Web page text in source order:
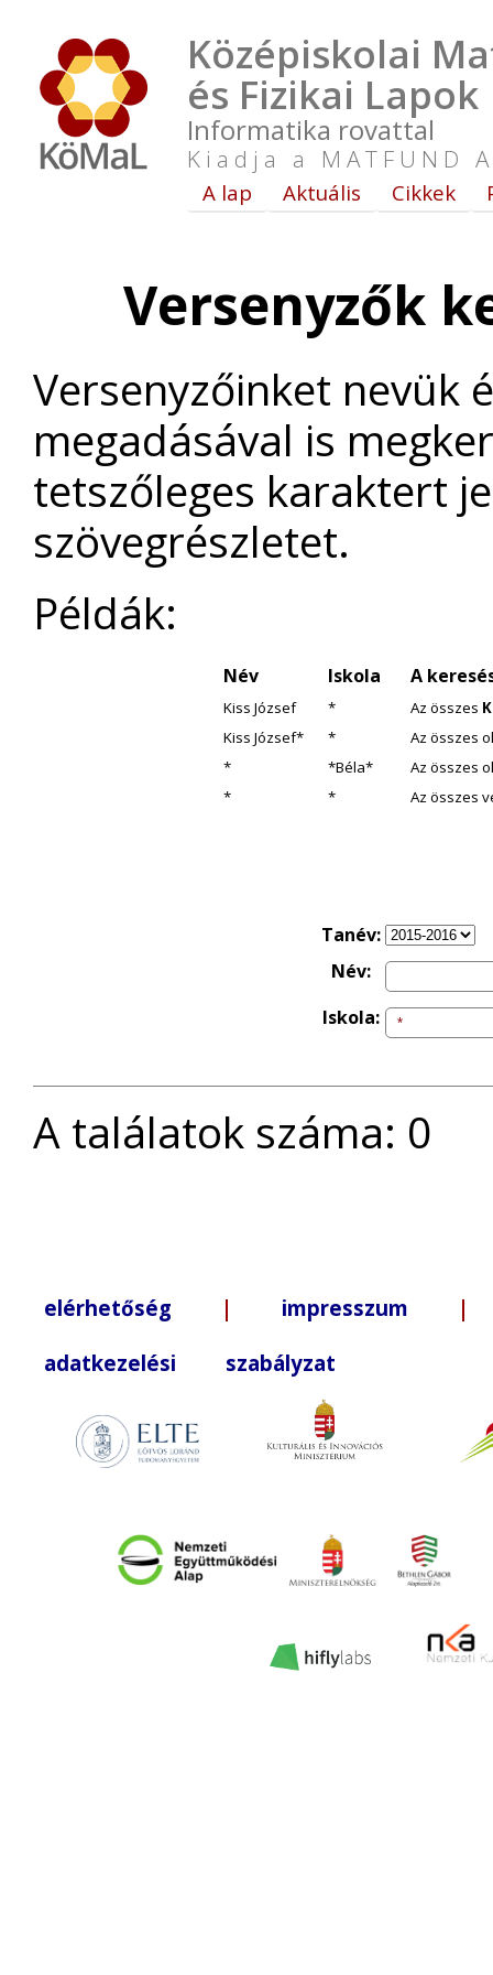
Középiskolai
és Fizikai Lapok
Informatika rovattal
Kiadja a MATFUND
A lap Aktuális Cikkek
Versenyzők
Versenyzőinket nevük
megadásával is
tetszőleges karaktert
szövegrészletet.
Példák:
Név Iskola A
Kiss József * Az összes
Kiss József*
*
Az összes
*
*Béla*
Az összes
*
* Az összes
Tanév:
Név:
Iskola:
A találatok száma: 0
elérhetőség | impresszum |
adatkezelési szabályzat